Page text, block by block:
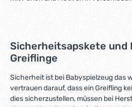
Sicherheitsapskete und
Greiflinge
Sicherheit ist bei Babyspielzeug das
vertrauen darauf, dass ein Greifling
dies sicherzustellen, müssen bei